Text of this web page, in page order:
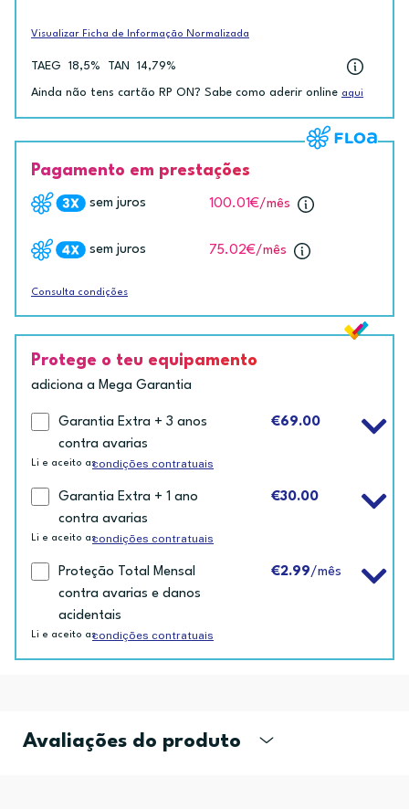
Visualizar Ficha de Informação Normalizada
TAEG 18,5% TAN 14,79%
Ainda não tens cartão RP ON? Sabe como aderir online aqui
Pagamento em prestações
sem juros 100.01€/mês
sem juros 75.02€/mês
Consulta condições
Protege o teu equipamento
adiciona a Mega Garantia
Garantia Extra + 3 anos
contra avarias
€69.00
Li e aceito ascondições contratuais
Garantia Extra + 1 ano
contra avarias
€30.00
Li e aceito ascondições contratuais
Proteção Total Mensal
contra avarias e danos
acidentais
€2.99/mês
Li e aceito ascondições contratuais
Avaliações do produto